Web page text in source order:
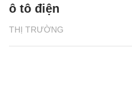
THỊ TRƯỜNG
ô tô điện